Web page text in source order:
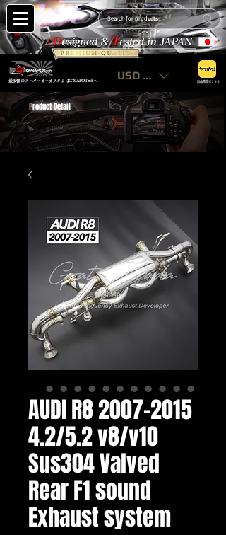
最安値のスーパーカーカスタムはGWAPOTechへ USD ($) 出品商品はこちら
Product Detail
AUDI R8 2007-2015
4.2/5.2 v8/v10
Sus304 Valved
Rear F1 sound
Exhaust system